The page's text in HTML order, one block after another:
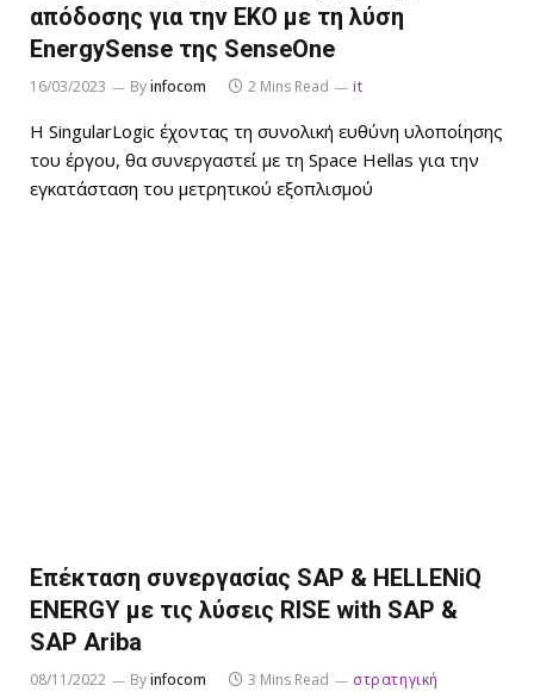
απόδοσης για την ΕΚΟ με τη λύση
EnergySense της SenseOne
16/03/2023 Byinfocom 2 Mins Read it
Η SingularLogic έχοντας τη συνολική ευθύνη υλοποίησης
του έργου, θα συνεργαστεί με τη Space Hellas για την
εγκατάσταση του μετρητικού εξοπλισμού
Επέκταση συνεργασίας SAP & HELLENiQ
ENERGY με τις λύσεις RISE with SAP &
SAP Ariba
08/11/2022 Byinfocom 3 Mins Read στρατηγική